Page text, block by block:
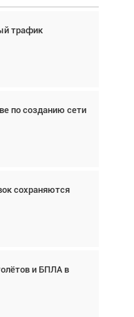
трафик
по созданию сети
сохраняются
и БПЛА в
и БПЛА в
«Фотография
портит»
трафик
к